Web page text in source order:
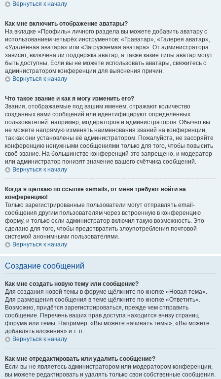
Вернуться к началу
Как мне включить отображение аватары?
На вкладке «Профиль» личного раздела вы можете добавить аватару с
использованием четырёх инструментов: «Граватар», «Галерея аватар»,
«Удалённая аватара» или «Загружаемая аватара». От администратора
зависит, включена ли поддержка аватар, а также какие типы аватар могут
быть доступны. Если вы не можете использовать аватары, свяжитесь с
администратором конференции для выяснения причин.
Вернуться к началу
Что такое звание и как я могу изменить его?
Звания, отображаемые под вашим именем, отражают количество
созданных вами сообщений или идентифицируют определённых
пользователей: например, модераторов и администраторов. Обычно вы
не можете напрямую изменять наименования званий на конференции,
так как они установлены её администратором. Пожалуйста, не засоряйте
конференцию ненужными сообщениями только для того, чтобы повысить
своё звание. На большинстве конференций это запрещено, и модератор
или администратор понизят значение вашего счётчика сообщений.
Вернуться к началу
Когда я щёлкаю по ссылке «email», от меня требуют войти на
конференцию!
Только зарегистрированные пользователи могут отправлять email-
сообщения другим пользователям через встроенную в конференцию
форму, и только если администратор включил такую возможность. Это
сделано для того, чтобы предотвратить злоупотребления почтовой
системой анонимными пользователями.
Вернуться к началу
Создание сообщений
Как мне создать новую тему или сообщение?
Для создания новой темы в форуме щёлкните по кнопке «Новая тема».
Для размещения сообщения в теме щёлкните по кнопке «Ответить».
Возможно, придётся зарегистрироваться, прежде чем отправить
сообщение. Перечень ваших прав доступа находится внизу страниц
форума или темы. Например: «Вы можете начинать темы», «Вы можете
добавлять вложения» и т. п.
Вернуться к началу
Как мне отредактировать или удалить сообщение?
Если вы не являетесь администратором или модератором конференции,
вы можете редактировать и удалять только свои собственные сообщения.